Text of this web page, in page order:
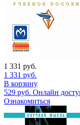
1 331 руб.
1 331 руб.
В корзину
529 руб. Онлайн
Ознакомиться